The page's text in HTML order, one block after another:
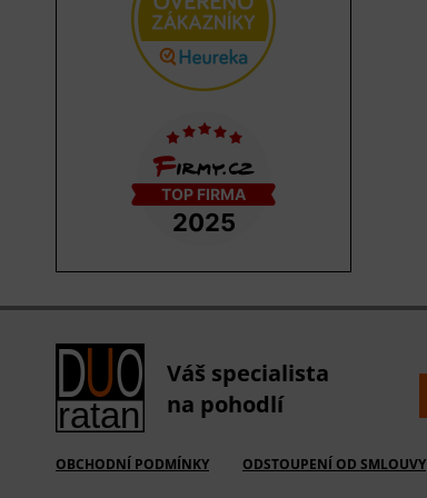
Váš specialista
na pohodlí
OBCHODNÍ PODMÍNKY ODSTOUPENÍ OD SMLOUVY